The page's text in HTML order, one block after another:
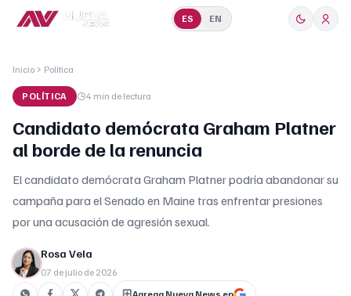
ES EN
Inicio Política
POLÍTICA 4 min de lectura
Candidato demócrata Graham Platner
al borde de la renuncia
El candidato demócrata Graham Platner podría abandonar su
campaña para el Senado en Maine tras enfrentar presiones
por una acusación de agresión sexual.
Rosa Vela
07 de julio de 2026
Agrega Nueva News en